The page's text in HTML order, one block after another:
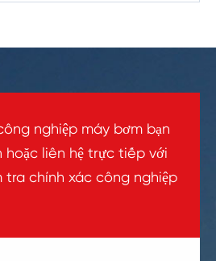
nghiệp máy bơm bạn
liên hệ trực tiếp với
tra chính xác công nghiệp